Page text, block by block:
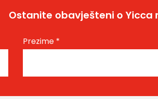
Ostanite obavješteni o
Prezime *